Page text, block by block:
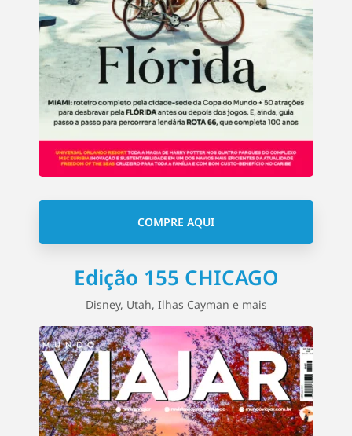
COMPRE AQUI
Edição 155 CHICAGO
Disney, Utah, Ilhas Cayman e mais